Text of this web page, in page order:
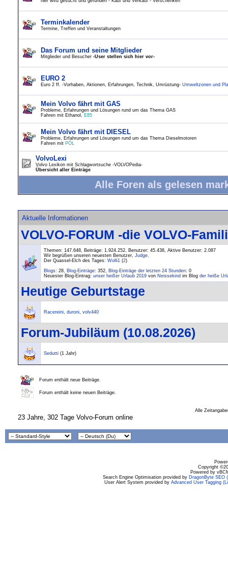
Terminkalender
Termine, Treffen und Veranstaltungen
Das Forum und seine Mitglieder
Mitglieder und Besucher -User stellen sich hier vor-
EURO 2
Euro 2 ff. -Vorhaben, Aktionen, Erfahrungen, Technik, Umrüstung- Umweltzonen und
Mein Volvo fährt mit GAS
Probleme, Erfahrungen und Lösungen rund um das Thema GAS
Fahren mit Ethanol, E85
Mein Volvo fährt mit DIESEL
Probleme, Erfahrungen und Lösungen rund um das Thema Dieselmotoren
Fahren mit PÖL
VolvoLexi
Volvo Lexikon mit Schlagwortsuche -VOLVOPedia-
Übersicht aller Einträge
Alle Foren als gelesen
Aktuelle Informationen
VOLVO-FORUM -die VOLVO-
Themen: 147.648, Beiträge: 1.924.252, Benutzer: 45.438, Aktive Benutzer: 2.087
Wir begrüßen unseren neuesten Benutzer, Judge.
Der Quassel-Elch des Tages: Wolli1 (2)
Blogs: 28, Blog-Einträge: 352, Blog-Einträge der letzten 24 Stunden: 0
Neuester Blog-Eintrag: unser heißer Urlaub 2019 von Neissekind im Blog der heiße
Heutige Geburtstage
Racereini, duroni, volv440
Forum-Jubiläum (10.08.2026)
Sedutti (1 Jahr)
Forum enthält neue Beiträge.
Forum enthält keine neuen Beiträge.
Alle
23 Jahre, 302 Tage Volvo-Forum online
Copyright
Powered by
Search Engine Optimisation provided by DragonByte SEO
User Alert System provided by Advanced User Tagging